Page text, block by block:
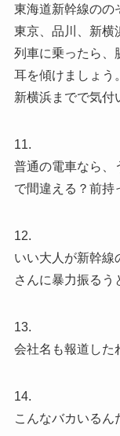
東海道新幹線のの
東京、品川、新横
列車に乗ったら、
耳を傾けましょう。
新横浜までで気付
11.
普通の電車なら、
で間違える？前持
12.
いい大人が新幹線
さんに暴力振るう
13.
会社名も報道した
14.
こんなバカいるん